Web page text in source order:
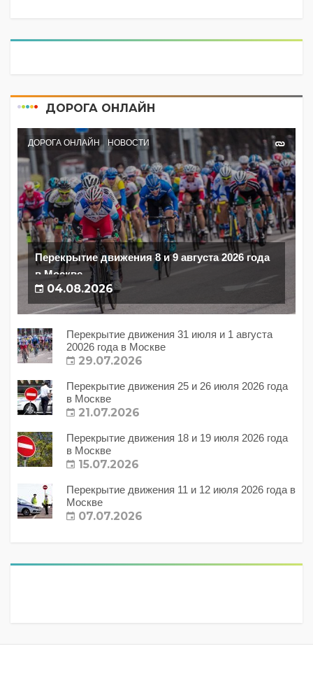
ДОРОГА ОНЛАЙН
ДОРОГА ОНЛАЙН НОВОСТИ
Перекрытие движения 8 и 9 августа 2026 года
в Москве
04.08.2026
Перекрытие движения 31 июля и 1 августа
20026 года в Москве
29.07.2026
Перекрытие движения 25 и 26 июля 2026 года
в Москве
21.07.2026
Перекрытие движения 18 и 19 июля 2026 года
в Москве
15.07.2026
Перекрытие движения 11 и 12 июля 2026 года в
Москве
07.07.2026